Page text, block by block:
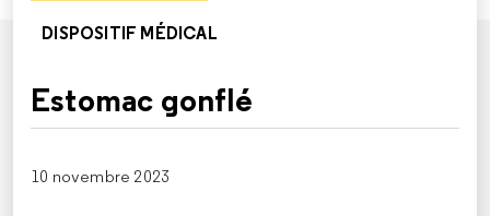
DISPOSITIF MÉDICAL
Estomac gonflé
10 novembre 2023